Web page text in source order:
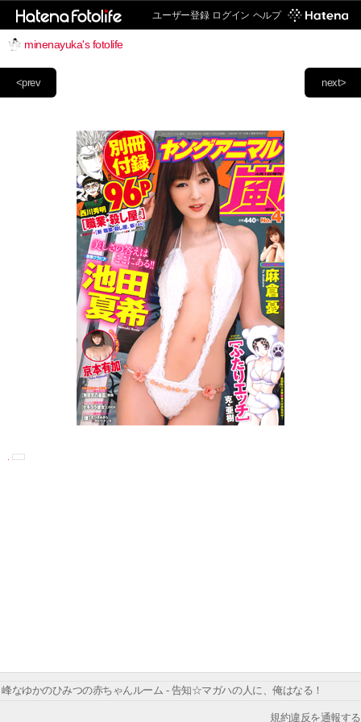
ユーザー登録 ログイン ヘルプ
minenayuka's fotolife
next>
<prev
峰なゆかのひみつの赤ちゃんルーム - 告知☆マガハの人に、俺はなる！
規約違反を通報する